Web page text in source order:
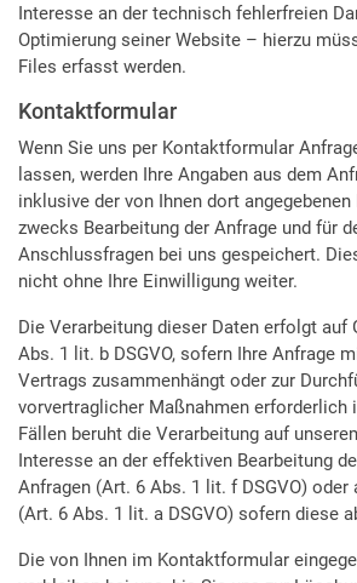
Interesse an der technisch fehlerfreien
Optimierung seiner Website – hierzu
Files erfasst werden.
Kontaktformular
Wenn Sie uns per Kontaktformular
lassen, werden Ihre Angaben aus dem
inklusive der von Ihnen dort
zwecks Bearbeitung der Anfrage und für
Anschlussfragen bei uns gespeichert.
nicht ohne Ihre Einwilligung weiter.
Die Verarbeitung dieser Daten erfolgt auf
Abs. 1 lit. b DSGVO, sofern Ihre Anfrage
Vertrags zusammenhängt oder zur
vorvertraglicher Maßnahmen erforderlich
Fällen beruht die Verarbeitung auf
Interesse an der effektiven Bearbeitung
Anfragen (Art. 6 Abs. 1 lit. f DSGVO)
(Art. 6 Abs. 1 lit. a DSGVO) sofern diese
Die von Ihnen im Kontaktformular